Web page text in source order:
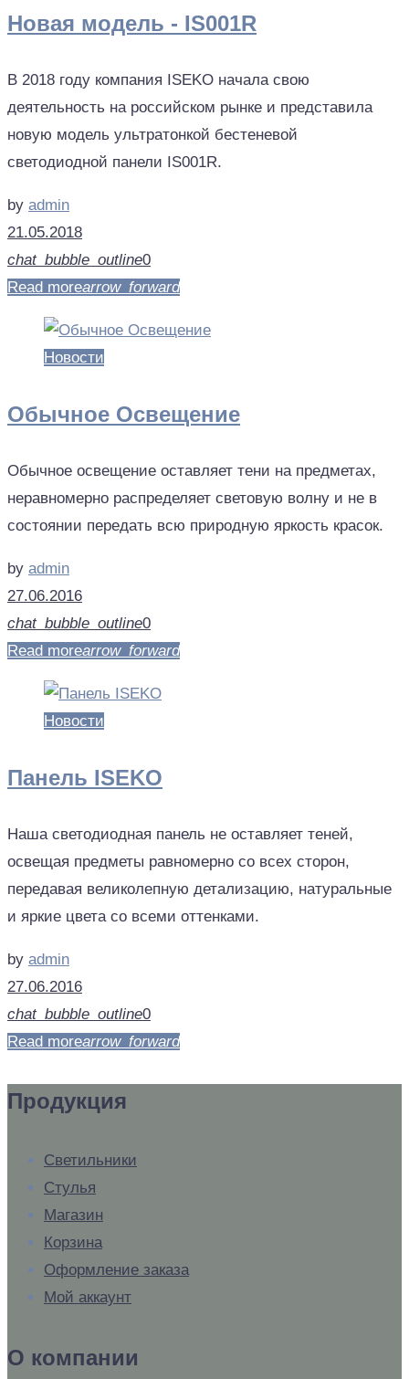
Новая модель - IS001R
В 2018 году компания ISEKO начала свою
деятельность на российском рынке и представила
новую модель ультратонкой бестеневой
светодиодной панели IS001R.
by admin
21.05.2018
chat_bubble_outline0
Read morearrow_forward
Новости
Обычное Освещение
Обычное освещение оставляет тени на предметах,
неравномерно распределяет световую волну и не в
состоянии передать всю природную яркость красок.
by admin
27.06.2016
chat_bubble_outline0
Read morearrow_forward
Новости
Панель ISEKO
Наша светодиодная панель не оставляет теней,
освещая предметы равномерно со всех сторон,
передавая великолепную детализацию, натуральные
и яркие цвета со всеми оттенками.
by admin
27.06.2016
chat_bubble_outline0
Read morearrow_forward
Продукция
Светильники
Стулья
Магазин
Корзина
Оформление заказа
Мой аккаунт
О компании